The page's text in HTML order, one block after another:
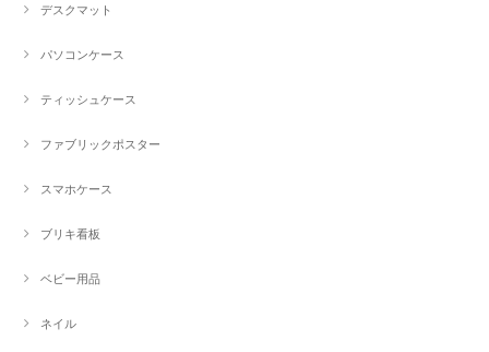
デスクマット
パソコンケース
ティッシュケース
ファブリックポスター
スマホケース
ブリキ看板
ベビー用品
ネイル